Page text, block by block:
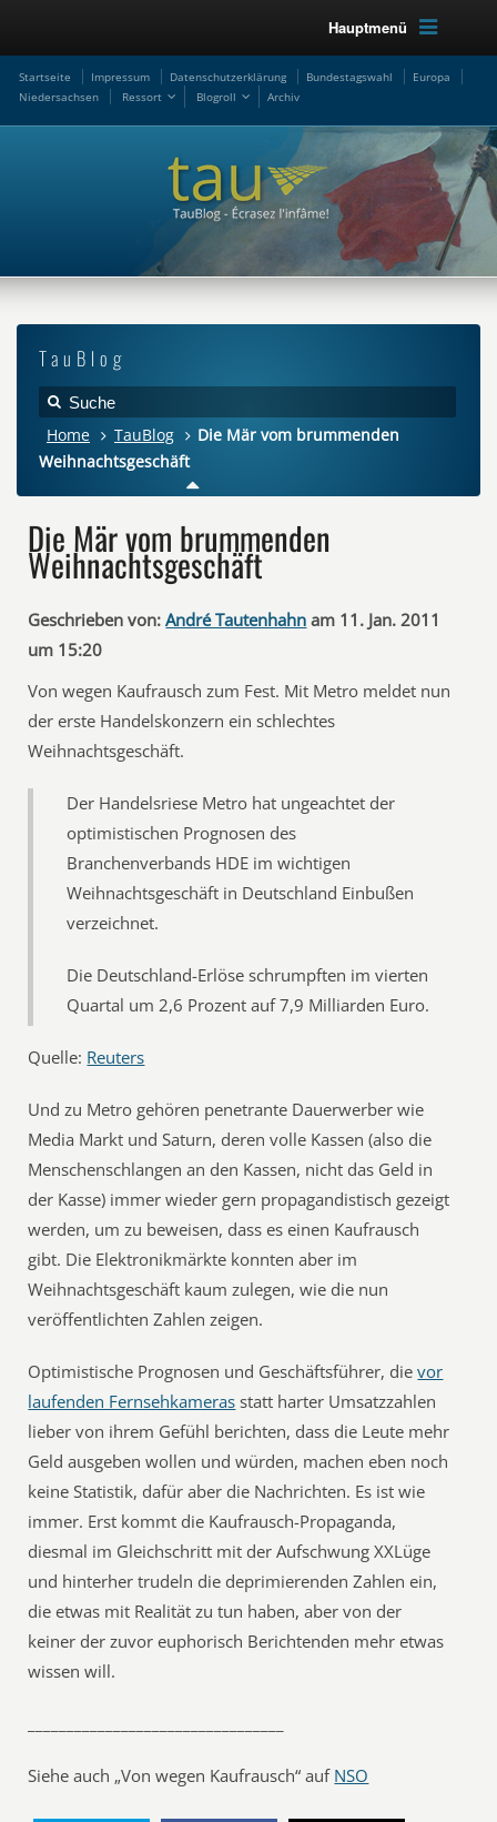
Hauptmenü
Startseite Impressum Datenschutzerklärung Bundestagswahl
Europa
Niedersachsen
Ressort Blogroll Archiv
TauBlog
Home TauBlog
Die Mär vom brummenden
Weihnachtsgeschäft
Die Mär vom brummenden
Weihnachtsgeschäft
Geschrieben von: André Tautenhahn am 11. Jan. 2011
um 15:20
Von wegen Kaufrausch zum Fest. Mit Metro meldet nun
der erste Handelskonzern ein schlechtes
Weihnachtsgeschäft.
Der Handelsriese Metro hat ungeachtet der
optimistischen Prognosen des
Branchenverbands HDE im wichtigen
Weihnachtsgeschäft in Deutschland Einbußen
verzeichnet.
Die Deutschland-Erlöse schrumpften im vierten
Quartal um 2,6 Prozent auf 7,9 Milliarden Euro.
Quelle: Reuters
Und zu Metro gehören penetrante Dauerwerber wie
Media Markt und Saturn, deren volle Kassen (also die
Menschenschlangen an den Kassen, nicht das Geld in
der Kasse) immer wieder gern propagandistisch gezeigt
werden, um zu beweisen, dass es einen Kaufrausch
gibt. Die Elektronikmärkte konnten aber im
Weihnachtsgeschäft kaum zulegen, wie die nun
veröffentlichten Zahlen zeigen.
Optimistische Prognosen und Geschäftsführer, dievor
laufenden Fernsehkameras statt harter Umsatzzahlen
lieber von ihrem Gefühl berichten, dass die Leute mehr
Geld ausgeben wollen und würden, machen eben noch
keine Statistik, dafür aber die Nachrichten. Es ist wie
immer. Erst kommt die Kaufrausch-Propaganda,
diesmal im Gleichschritt mit der Aufschwung XXLüge
und hinterher trudeln die deprimierenden Zahlen ein,
die etwas mit Realität zu tun haben, aber von der
keiner der zuvor euphorisch Berichtenden mehr etwas
wissen will.
Siehe auch „Von wegen Kaufrausch“ auf NSO